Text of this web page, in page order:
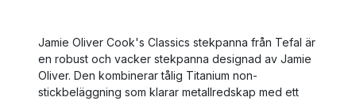
Jamie Oliver Cook's Classics stekpanna från Tefal är
en robust och vacker stekpanna designad av Jamie
Oliver. Den kombinerar tålig Titanium non-
stickbeläggning som klarar metallredskap med ett